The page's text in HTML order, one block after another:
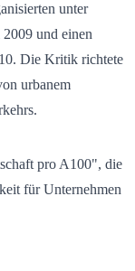
unter
und einen
Die Kritik richtete
urbanem
pro A100", die
für Unternehmen